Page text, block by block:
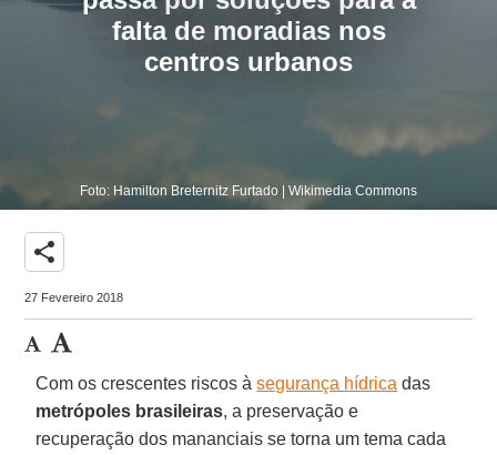
falta de moradias nos
centros urbanos
Foto: Hamilton Breternitz Furtado | Wikimedia Commons
share
27 Fevereiro 2018
Com os crescentes riscos àsegurança hídrica das
metrópoles brasileiras, a preservação e
recuperação dos mananciais se torna um tema cada